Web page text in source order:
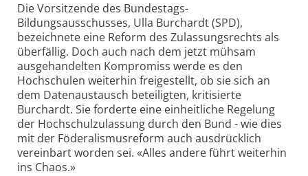
Die Vorsitzende des Bundestags-
Bildungsausschusses, Ulla Burchardt (SPD),
bezeichnete eine Reform des Zulassungsrechts als
überfällig. Doch auch nach dem jetzt mühsam
ausgehandelten Kompromiss werde es den
Hochschulen weiterhin freigestellt, ob sie sich an
dem Datenaustausch beteiligten, kritisierte
Burchardt. Sie forderte eine einheitliche Regelung
der Hochschulzulassung durch den Bund - wie dies
mit der Föderalismusreform auch ausdrücklich
vereinbart worden sei. «Alles andere führt weiterhin
ins Chaos.»